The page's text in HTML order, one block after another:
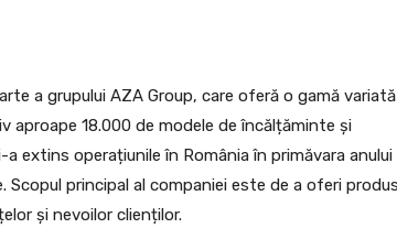
a grupului AZA Group, care oferă o gamă
aproape 18.000 de modele de încălțăminte și
extins operațiunile în România în primăvara anului
Scopul principal al companiei este de a oferi
și nevoilor clienților.